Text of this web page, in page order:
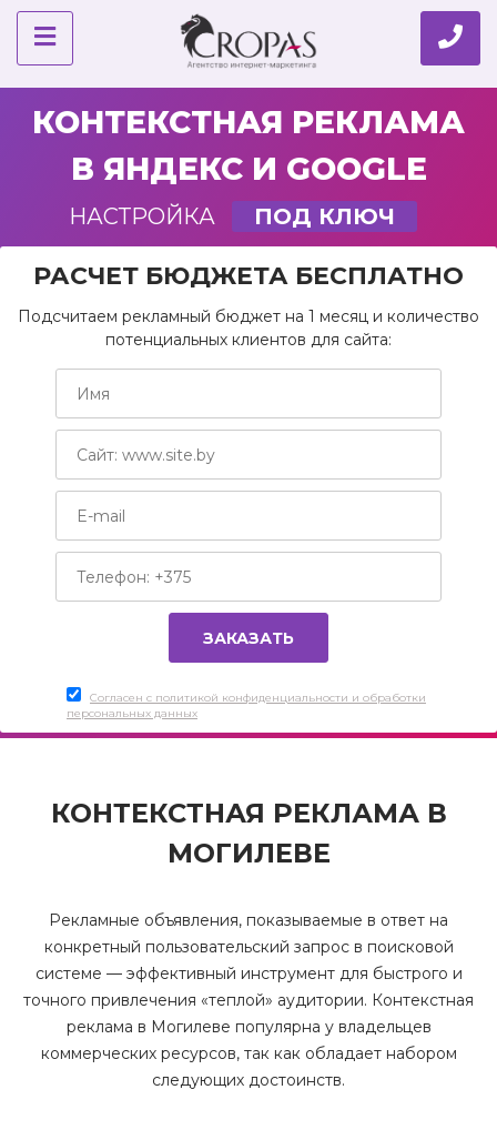
КОНТЕКСТНАЯ РЕКЛАМА
В ЯНДЕКС И GOOGLE
НАСТРОЙКА ПОД КЛЮЧ
РАСЧЕТ БЮДЖЕТА БЕСПЛАТНО
Подсчитаем рекламный бюджет на 1 месяц и количество
потенциальных клиентов для сайта:
Согласен c политикой конфиденциальности и обработки
персональных данных
КОНТЕКСТНАЯ РЕКЛАМА В
МОГИЛЕВЕ
Рекламные объявления, показываемые в ответ на
конкретный пользовательский запрос в поисковой
системе — эффективный инструмент для быстрого и
точного привлечения «теплой» аудитории. Контекстная
реклама в Могилеве популярна у владельцев
коммерческих ресурсов, так как обладает набором
следующих достоинств.